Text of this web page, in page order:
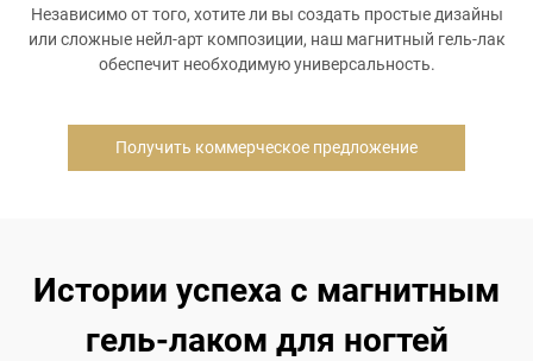
Независимо от того, хотите ли вы создать простые дизайны
или сложные нейл-арт композиции, наш магнитный гель-лак
обеспечит необходимую универсальность.
Получить коммерческое предложение
Истории успеха с магнитным
гель-лаком для ногтей